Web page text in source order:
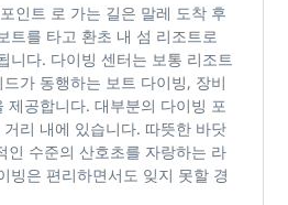
인트 로 가는 길은 말레 도착 후
트를 타고 환초 내 섬 리조트로
니다. 다이빙 센터는 보통 리조트
가 동행하는 보트 다이빙, 장비
제공합니다. 대부분의 다이빙 포
리 내에 있습니다. 따뜻한 바닷
인 수준의 산호초를 자랑하는 라
빙은 편리하면서도 잊지 못할 경